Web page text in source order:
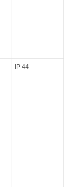
IP 44